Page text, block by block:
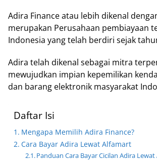
Adira Finance atau lebih dikenal
merupakan Perusahaan pembiayaan
Indonesia yang telah berdiri sejak
Adira telah dikenal sebagai mitra
mewujudkan impian kepemilikan
dan barang elektronik masyarakat
Daftar Isi
Mengapa Memilih Adira Finance?
Cara Bayar Adira Lewat Alfamart
Panduan Cara Bayar Cicilan Adira